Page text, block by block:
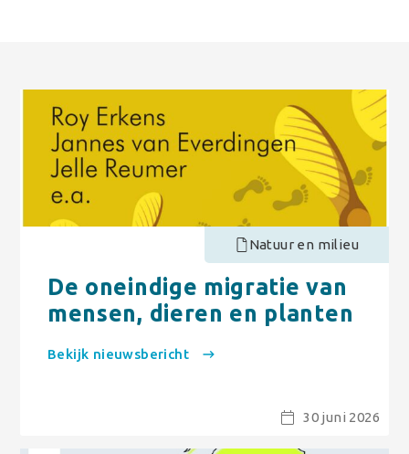
Natuur en milieu
De oneindige migratie van
mensen, dieren en planten
Bekijk nieuwsbericht
30 juni 2026